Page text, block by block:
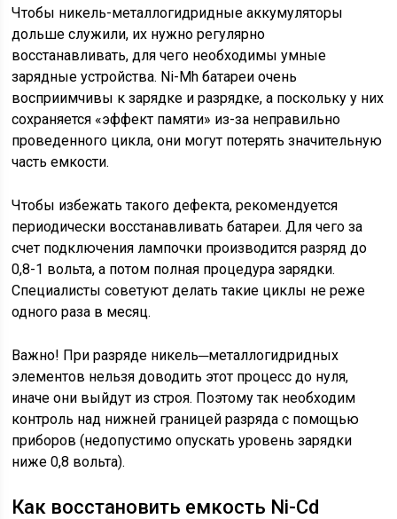
Чтобы никель-металлогидридные аккумуляторы
дольше служили, их нужно регулярно
восстанавливать, для чего необходимы умные
зарядные устройства. Ni-Mh батареи очень
восприимчивы к зарядке и разрядке, а поскольку у них
сохраняется «эффект памяти» из-за неправильно
проведенного цикла, они могут потерять значительную
часть емкости.
Чтобы избежать такого дефекта, рекомендуется
периодически восстанавливать батареи. Для чего за
счет подключения лампочки производится разряд до
0,8-1 вольта, а потом полная процедура зарядки.
Специалисты советуют делать такие циклы не реже
одного раза в месяц.
Важно! При разряде никель─металлогидридных
элементов нельзя доводить этот процесс до нуля,
иначе они выйдут из строя. Поэтому так необходим
контроль над нижней границей разряда с помощью
приборов (недопустимо опускать уровень зарядки
ниже 0,8 вольта).
Как восстановить емкость Ni-Cd